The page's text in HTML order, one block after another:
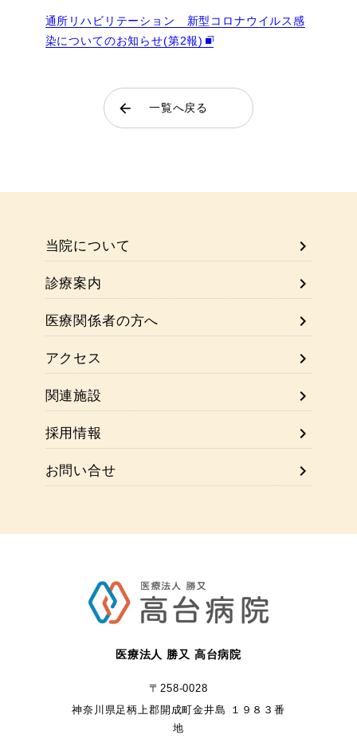
病院理念と5つの指針
chevron_right 面会について
chevron_right
医療機関の先生方へ
CKD診療連携・ご紹介のご案内
chevron_right 介護老人保健施設 あじさいの郷
認知症対応型共同生活介護 グループ
ホームすいふようの郷
chevron_right 小規模多機能型居宅介護 リバーサイ
ドすいふよう
chevron_right 小規模多機能型居宅介護 令和の郷
在宅クリニック
通所リハビリテーション 新型コロナウイルス感
染についてのお知らせ(第2報)
arrow_back 一覧へ戻る
chevron_right
当院について
chevron_right
診療案内
chevron_right
医療関係者の方へ
chevron_right
アクセス
chevron_right
関連施設
chevron_right
採用情報
chevron_right
お問い合せ
医療法人 勝又 高台病院
〒258-0028
神奈川県足柄上郡開成町金井島 １９８３番
地